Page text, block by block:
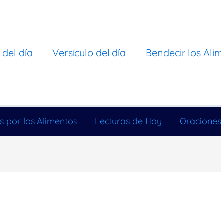
día Versículo del día Bendecir los
por los Alimentos Lecturas de Hoy